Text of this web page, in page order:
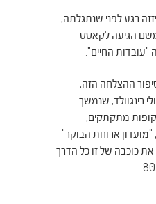
רגע לפני שנתגלתה,
משם הגיעה לקאסט
"עובדות החיים".
ההצלחה הזה,
רינגוולד, שנמשך
מתקתקים,
עשר נרות" (1984), "מועדון ארוחת הבוקר"
את כוכבה של זו כל הדרך